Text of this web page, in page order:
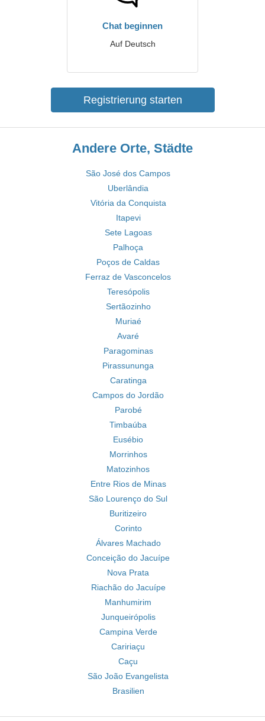
Chat beginnen
Auf Deutsch
Registrierung starten
Andere Orte, Städte
São José dos Campos
Uberlândia
Vitória da Conquista
Itapevi
Sete Lagoas
Palhoça
Poços de Caldas
Ferraz de Vasconcelos
Teresópolis
Sertãozinho
Muriaé
Avaré
Paragominas
Pirassununga
Caratinga
Campos do Jordão
Parobé
Timbaúba
Eusébio
Morrinhos
Matozinhos
Entre Rios de Minas
São Lourenço do Sul
Buritizeiro
Corinto
Álvares Machado
Conceição do Jacuípe
Nova Prata
Riachão do Jacuípe
Manhumirim
Junqueirópolis
Campina Verde
Caririaçu
Caçu
São João Evangelista
Brasilien